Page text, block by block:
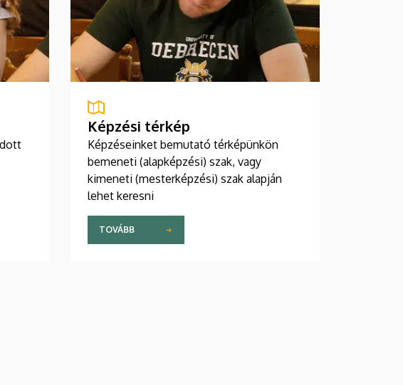
Képzési térkép
Képzéseinket bemutató térképünkön
bemeneti (alapképzési) szak, vagy
kimeneti (mesterképzési) szak alapján
lehet keresni
TOVÁBB